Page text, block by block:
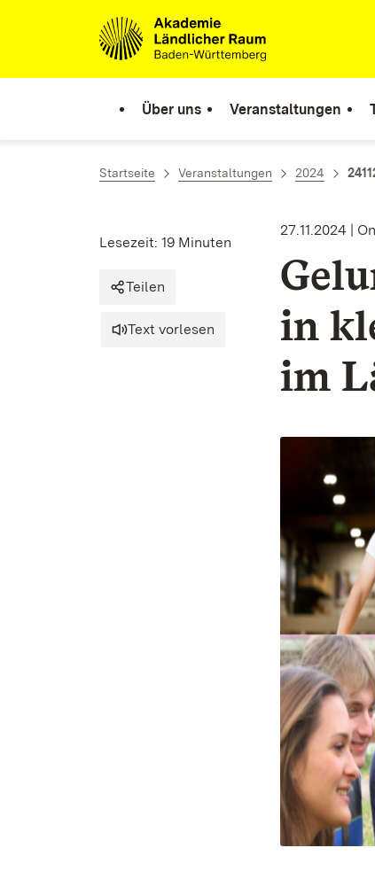
Zum Inhalt springen
Link zur Startseite
Über uns Veranstaltungen
Startseite Veranstaltungen 2024
27.11.2024 |
in
im
Lesezeit: 19 Minuten
Teilen
Text vorlesen